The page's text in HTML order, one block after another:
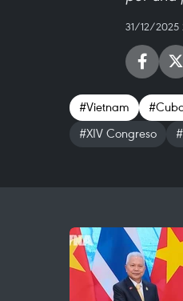
31/12/2025
#Vietnam
#XIV Congreso